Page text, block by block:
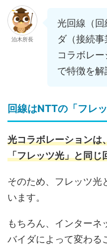
泊木所長
光回線（回
ダ（接続
コラボレ
で特徴を解
回線はNTTの「フレ
光コラボレーションは
「フレッツ光」と同じ
そのため、フレッツ光
います。
もちろん、インターネ
バイダによって変わる